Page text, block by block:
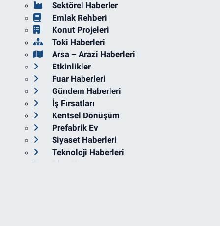
Sektörel Haberler
Emlak Rehberi
Konut Projeleri
Toki Haberleri
Arsa – Arazi Haberleri
Etkinlikler
Fuar Haberleri
Gündem Haberleri
İş Fırsatları
Kentsel Dönüşüm
Prefabrik Ev
Siyaset Haberleri
Teknoloji Haberleri
Tiny House